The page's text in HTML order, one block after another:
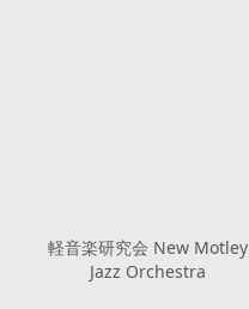
軽音楽研究会 New Motley
Jazz Orchestra